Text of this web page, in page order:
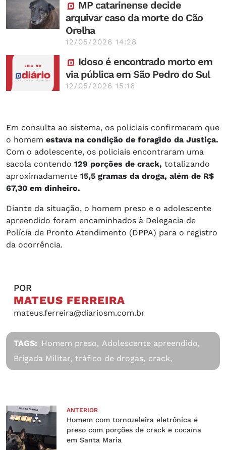
MP catarinense decide
arquivar caso da morte do Cão
Orelha
12/05/2026 14:28
Idoso é encontrado morto em
via pública em São Pedro do Sul
12/05/2026 15:16
Em consulta ao sistema, os policiais confirmaram que
o homem estava na condição de foragido da Justiça.
Com o adolescente, os policiais encontraram uma
sacola contendo 129 porções de crack, totalizando
aproximadamente 15,5 gramas da droga, além de R$
67,30 em dinheiro.
Diante da situação, o homem preso e o adolescente
apreendido foram encaminhados à Delegacia de
Polícia de Pronto Atendimento (DPPA) para o registro
da ocorrência.
POR
MATEUS FERREIRA
mateus.ferreira@diariosm.com.br
TAGS: Homem preso, Adolescente apreendido,
Brigada Militar, tráfico de drogas, crack,
ANTERIOR
Homem com tornozeleira eletrônica é
preso com porções de crack e cocaína
em Santa Maria